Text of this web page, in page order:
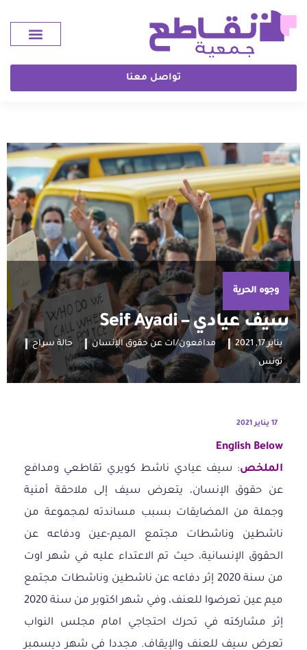
تواصل معنا
وجوه الحرية
سيف عيادي – Seif Ayadi
يناير 17, 2021 مدافعون/ات عن حقوق الإنسان
حالة سراح
تونس
17 يناير 2021
English Below
الملخص: سيف عيادي ناشط كويري تقاطعي ومدافع
عن حقوق الإنسان، يتعرض سيف إلى ملاحقة أمنية
وجملة من المضايقات بسبب مساندته لمجموعة من
ناشطين وناشطات مجتمع الميم-عين ودفاعه عن
الحقوق الإنسانية، حيث تم الاعتداء عليه في شهر اوت
من سنة 2020 إثر دفاعه عن ناشطين وناشطات مجتمع
ميم عين تعرضوا للعنف، وفي شهر اكتوبر من سنة 2020
إثر مشاركته في تحرك احتجاجي امام مجلس النواب
تعرض سيف للعنف والإيقاف. مجددا في شهر ديسمبر